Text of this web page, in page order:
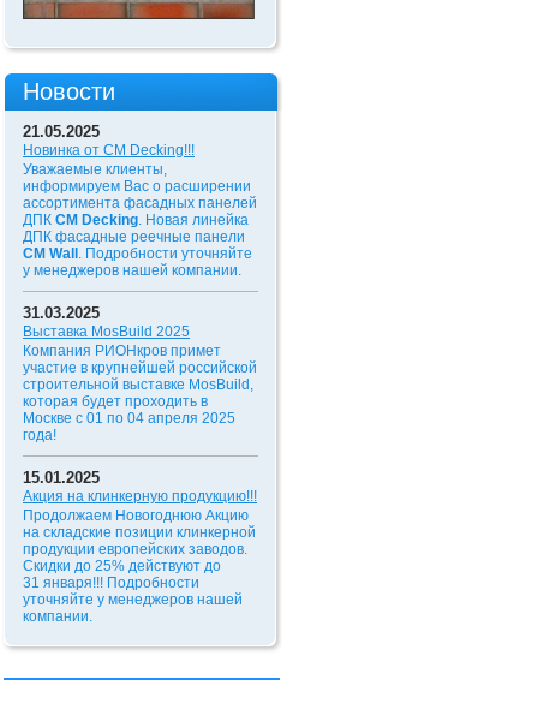
Новости
21.05.2025
Новинка от CM Decking!!!
Уважаемые клиенты,
информируем Вас о расширении
ассортимента фасадных панелей
ДПК CM Decking. Новая линейка
ДПК фасадные реечные панели
CM Wall . Подробности уточняйте
у менеджеров нашей компании.
31.03.2025
Выставка MosBuild 2025
Компания РИОНкров примет
участие в крупнейшей российской
строительной выставке MosBuild,
которая будет проходить в
Москве с 01 по 04 апреля 2025
года!
15.01.2025
Акция на клинкерную продукцию!!!
Продолжаем Новогоднюю Акцию
на складские позиции клинкерной
продукции европейских заводов.
Скидки до 25% действуют до
31 января!!! Подробности
уточняйте у менеджеров нашей
компании.